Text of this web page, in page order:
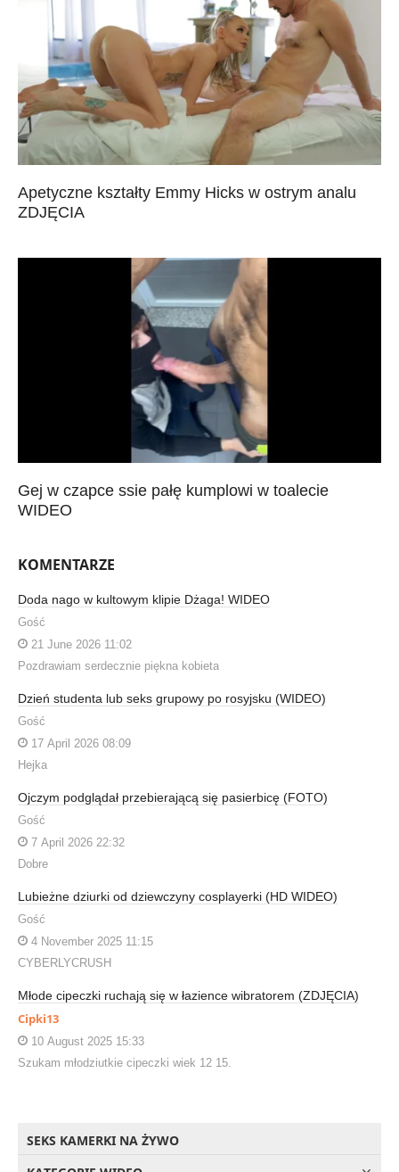
Apetyczne kształty Emmy Hicks w ostrym analu
ZDJĘCIA
Gej w czapce ssie pałę kumplowi w toalecie
WIDEO
KOMENTARZE
Doda nago w kultowym klipie Dżaga! WIDEO
Gość
21 June 2026 11:02
Pozdrawiam serdecznie piękna kobieta
Dzień studenta lub seks grupowy po rosyjsku (WIDEO)
Gość
17 April 2026 08:09
Hejka
Ojczym podglądał przebierającą się pasierbicę (FOTO)
Gość
7 April 2026 22:32
Dobre
Lubieżne dziurki od dziewczyny cosplayerki (HD WIDEO)
Gość
4 November 2025 11:15
CYBERLYCRUSH
Młode cipeczki ruchają się w łazience wibratorem (ZDJĘCIA)
Cipki13
10 August 2025 15:33
Szukam młodziutkie cipeczki wiek 12 15.
SEKS KAMERKI NA ŻYWO